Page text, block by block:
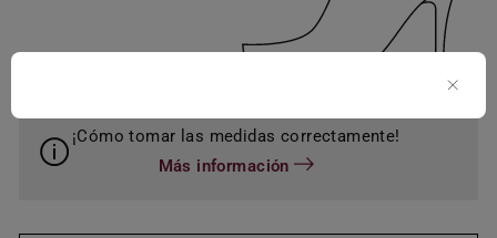
¡Cómo tomar las medidas correctamente!
Más información